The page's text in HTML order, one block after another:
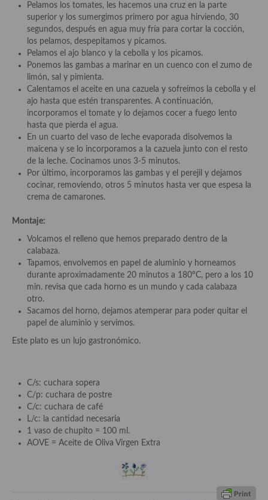
Cocina Azerí (Azerbaiyán)
Cocina de Egipto
Cocina de Tunez
Cocina Oriental
Cocina Tailandesa
Cocina Japonesa
Cocina Vietnamita
Cocina camboyana
Cocina Coreana
Cocina HIndú
Cocina China
Cocina del Pacifico
Cocina filipina
Cocina de Hawái
Cocina de Madagascar
Cocina Sudafrinaca
Cocina del Congo
Cocina Sefardí
Pelamos los tomates, les hacemos una cruz en la parte
superior y los sumergimos primero por agua hirviendo, 30
segundos, después en agua muy fría para cortar la cocción,
los pelamos, despepitamos y picamos.
Pelamos el ajo blanco y la cebolla y los picamos.
Ponemos las gambas a marinar en un cuenco con el zumo de
limón, sal y pimienta.
Calentamos el aceite en una cazuela y sofreímos la cebolla y el
ajo hasta que estén transparentes. A continuación,
incorporamos el tomate y lo dejamos cocer a fuego lento
hasta que pierda el agua.
En un cuarto del vaso de leche evaporada disolvemos la
maicena y se lo incorporamos a la cazuela junto con el resto
de la leche. Cocinamos unos 3-5 minutos.
Por último, incorporamos las gambas y el perejil y dejamos
cocinar, removiendo, otros 5 minutos hasta ver que espesa la
crema de camarones.
Montaje:
Volcamos el relleno que hemos preparado dentro de la
calabaza.
Tapamos, envolvemos en papel de aluminio y horneamos
durante aproximadamente 20 minutos a 180ºC, pero a los 10
min. revisa que cada horno es un mundo y cada calabaza
otro.
Sacamos del horno, dejamos atemperar para poder quitar el
papel de aluminio y servimos.
Este plato es un lujo gastronómico.
C/s: cuchara sopera
C/p: cuchara de postre
C/c: cuchara de café
L/c: la cantidad necesaria
1 vaso de chupito = 100 ml.
AOVE = Aceite de Oliva Virgen Extra